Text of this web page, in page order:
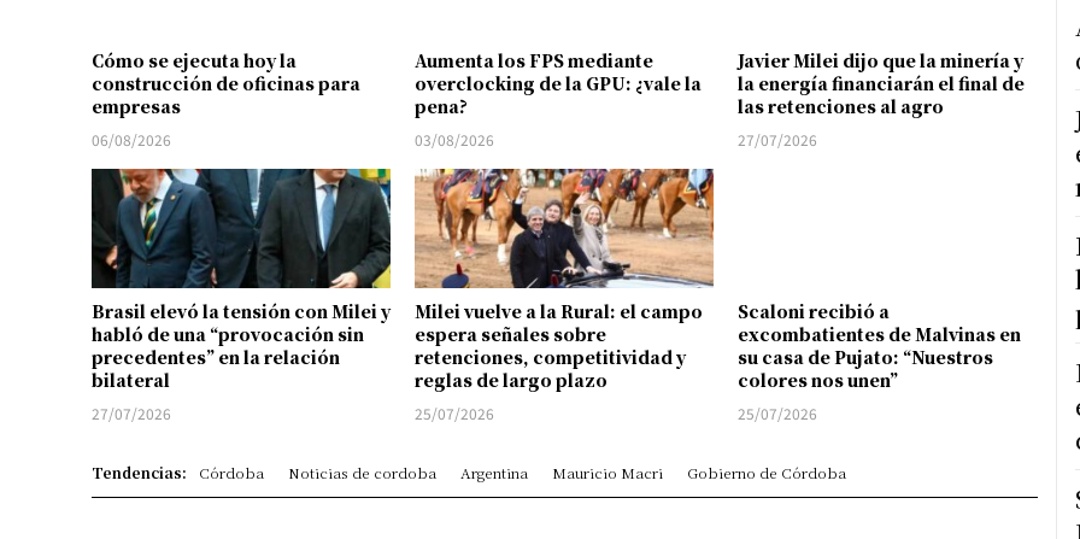
Cómo se ejecuta hoy la
construcción de oficinas para
empresas
06/08/2026
Aumenta los FPS mediante
overclocking de la GPU: ¿vale la
pena?
03/08/2026
Javier Milei dijo que la minería y
la energía financiarán el final de
las retenciones al agro
27/07/2026
Brasil elevó la tensión con Milei y
habló de una “provocación sin
precedentes” en la relación
bilateral
27/07/2026
Milei vuelve a la Rural: el campo
espera señales sobre
retenciones, competitividad y
reglas de largo plazo
25/07/2026
Scaloni recibió a
excombatientes de Malvinas en
su casa de Pujato: “Nuestros
colores nos unen”
25/07/2026
Tendencias: Córdoba Noticias de cordoba Argentina Mauricio Macri Gobierno de Córdoba